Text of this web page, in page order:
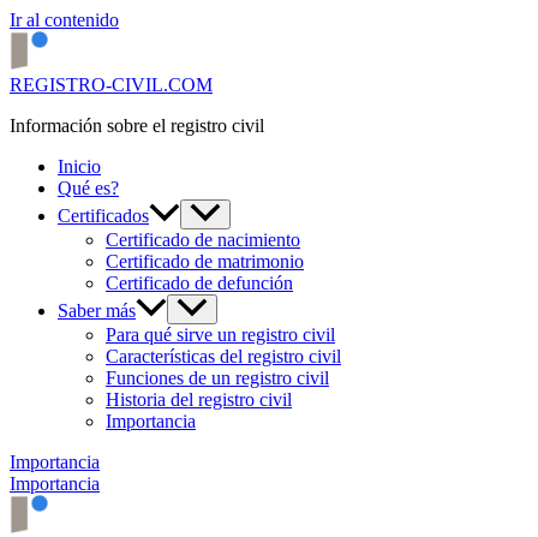
Ir al contenido
REGISTRO-CIVIL.COM
Información sobre el registro civil
Inicio
Qué es?
Certificados
Certificado de nacimiento
Certificado de matrimonio
Certificado de defunción
Saber más
Para qué sirve un registro civil
Características del registro civil
Funciones de un registro civil
Historia del registro civil
Importancia
Importancia
Importancia